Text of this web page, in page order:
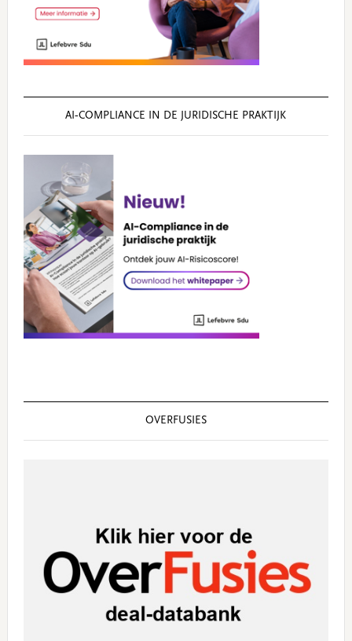
AI‑COMPLIANCE IN DE JURIDISCHE PRAKTIJK
OVERFUSIES